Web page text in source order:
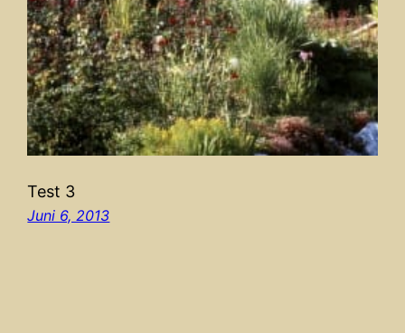
Test 3
Juni 6, 2013